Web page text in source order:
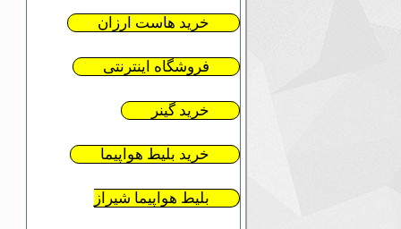
خرید هاست ارزان
فروشگاه اینترنتی
خرید گینر
خرید بلیط هواپیما
بلیط هواپیما شیراز